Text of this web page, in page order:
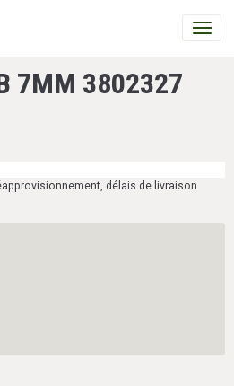
7MM 3802327
délais de livraison